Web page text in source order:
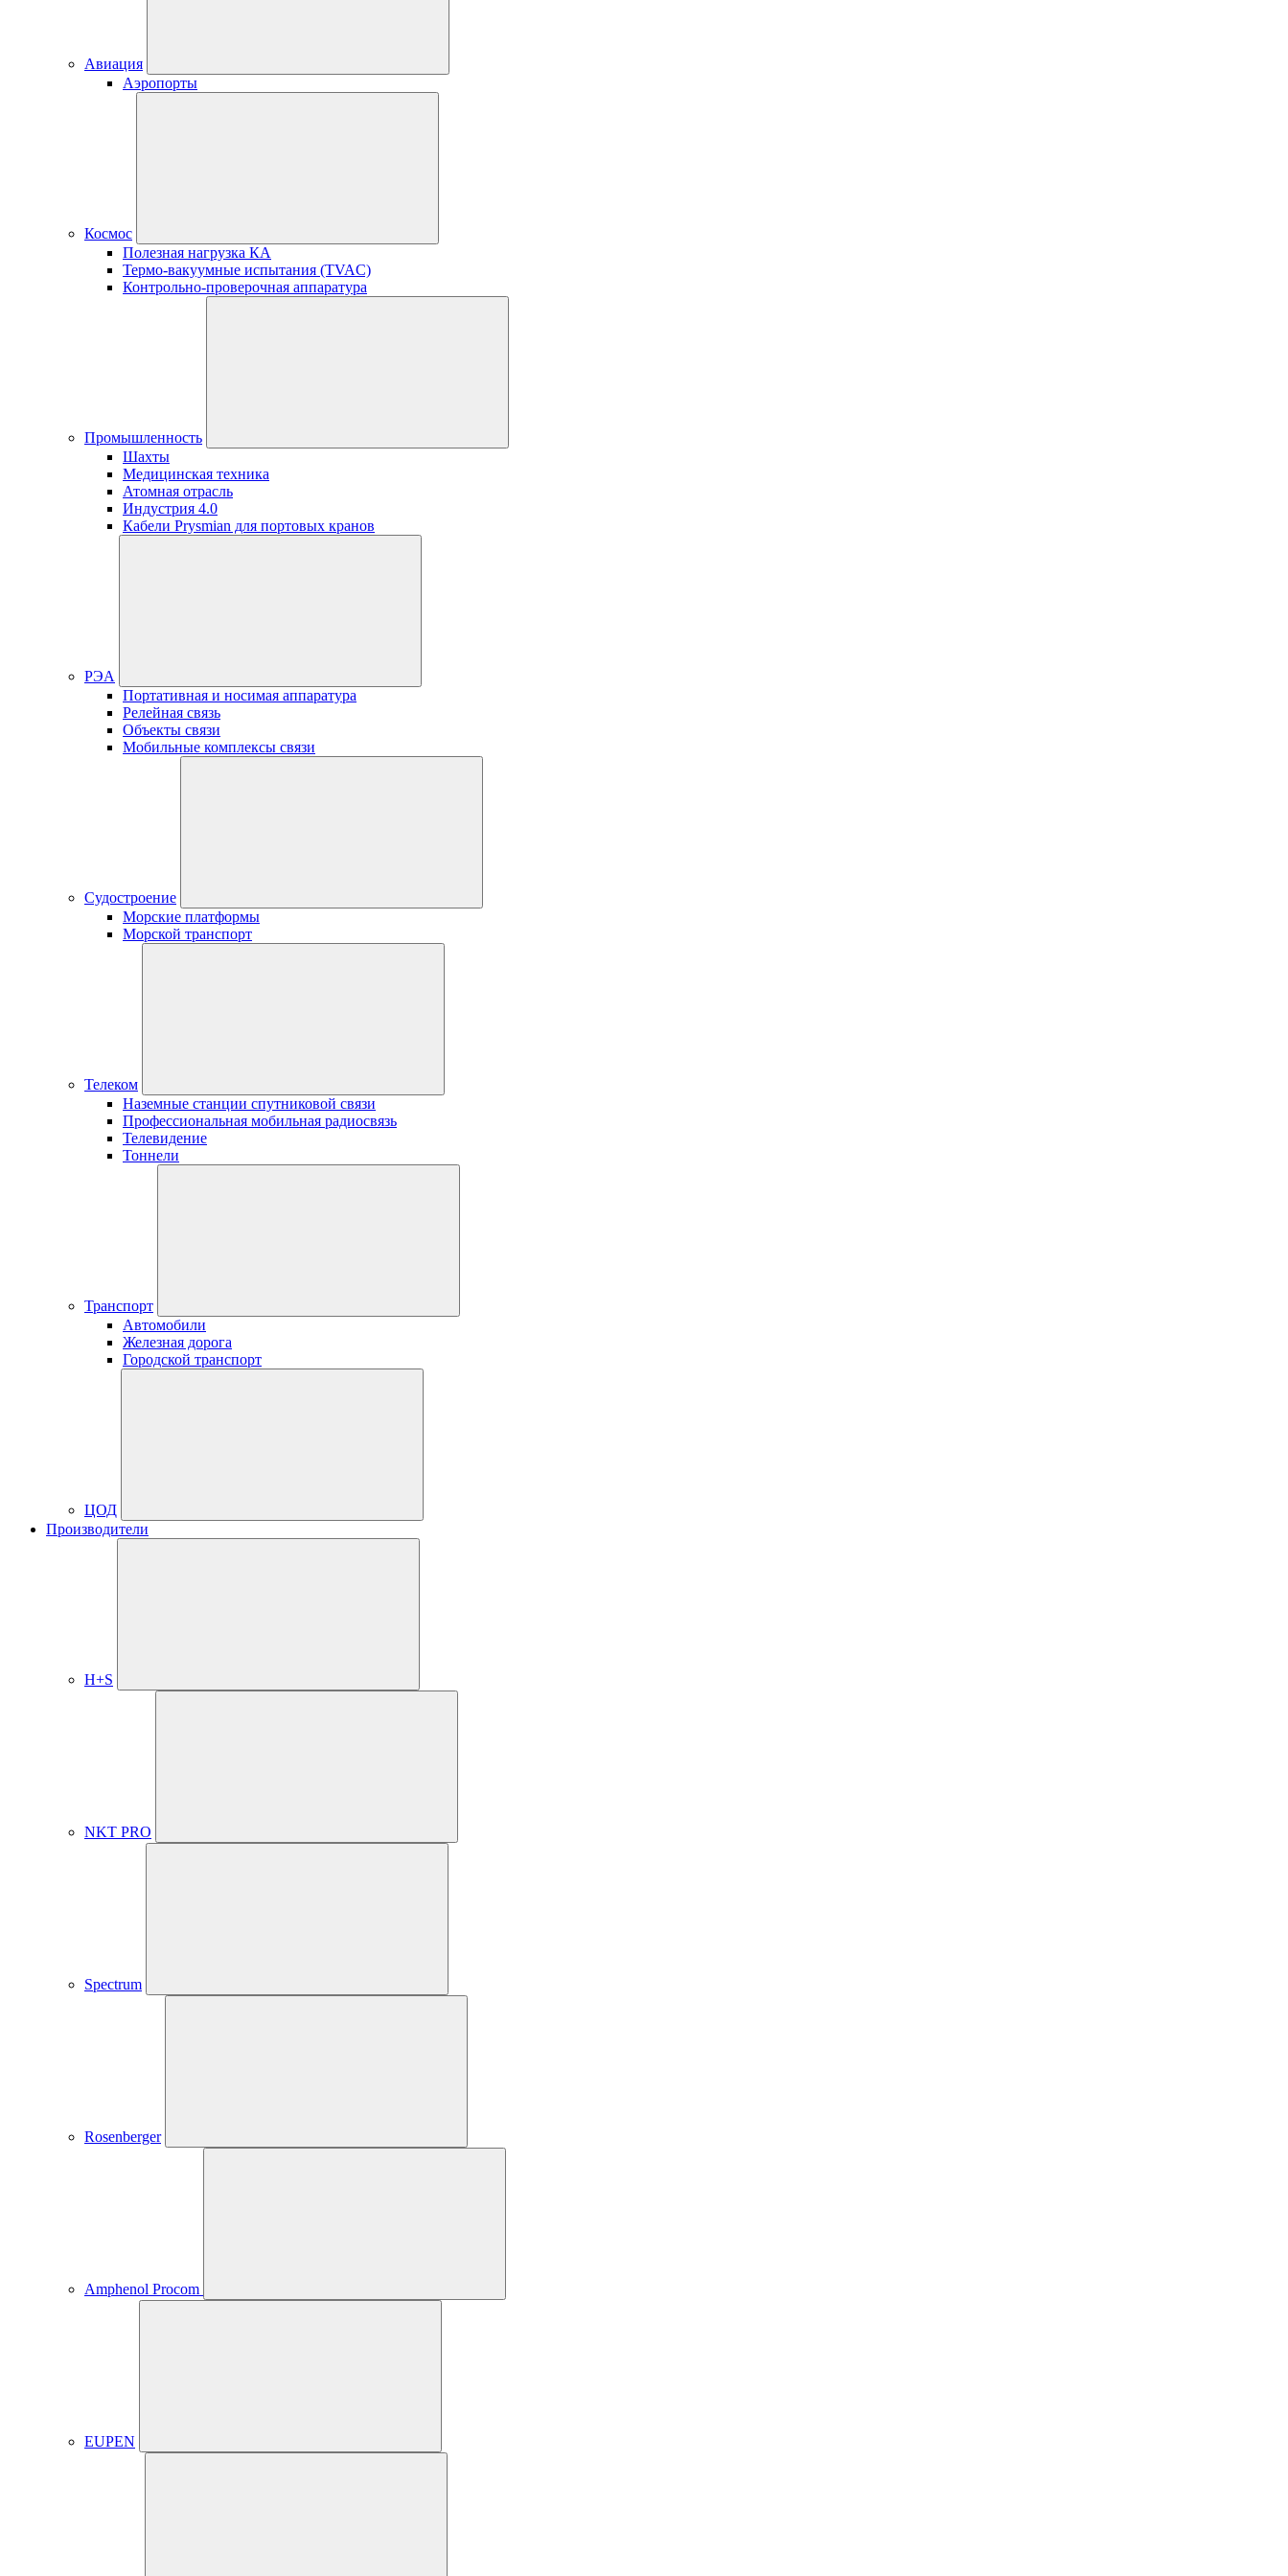
Авиация
Аэропорты
Космос
Полезная нагрузка КА
Термо-вакуумные испытания (TVAC)
Контрольно-проверочная аппаратура
Промышленность
Шахты
Медицинская техника
Атомная отрасль
Индустрия 4.0
Кабели Prysmian для портовых кранов
РЭА
Портативная и носимая аппаратура
Релейная связь
Объекты связи
Мобильные комплексы связи
Судостроение
Морские платформы
Морской транспорт
Телеком
Наземные станции спутниковой связи
Профессиональная мобильная радиосвязь
Телевидение
Тоннели
Транспорт
Автомобили
Железная дорога
Городской транспорт
ЦОД
Производители
H+S
NKT PRO
Spectrum
Rosenberger
Amphenol Procom
EUPEN